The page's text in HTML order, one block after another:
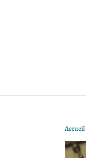
Accueil